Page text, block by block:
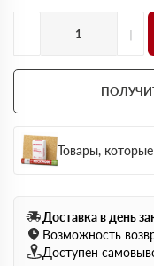
- +
Товары,
Доставка в день
Возможность
Доступен